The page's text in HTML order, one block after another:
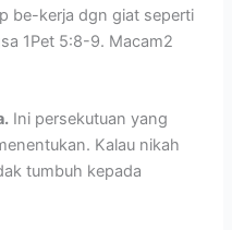
be-kerja dgn giat seperti
1Pet 5:8-9. Macam2
Ini persekutuan yang
Kalau nikah
tumbuh kepada